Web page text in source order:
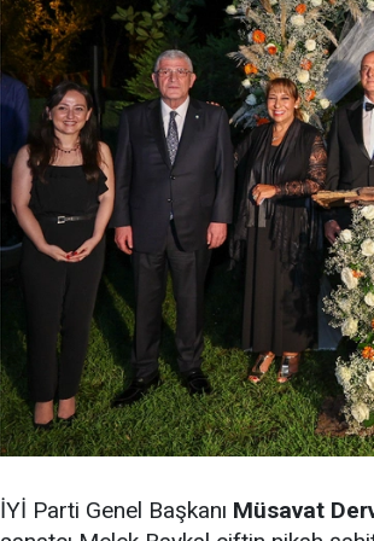
İYİ Parti Genel Başkanı Müsavat